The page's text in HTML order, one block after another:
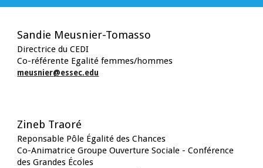
Sandie Meusnier-Tomasso
Directrice du CEDI
Co-référente Egalité femmes/hommes
meusnier@essec.edu
Zineb Traoré
Reponsable Pôle Égalité des Chances
Co-Animatrice Groupe Ouverture Sociale - Conférence
des Grandes Écoles